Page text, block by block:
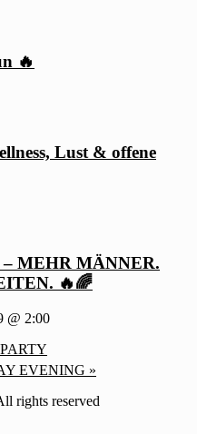
🔥
Lust & offene
– MEHR MÄNNER.
🔥🌈
@ 2:00
EVENING »
rights reserved